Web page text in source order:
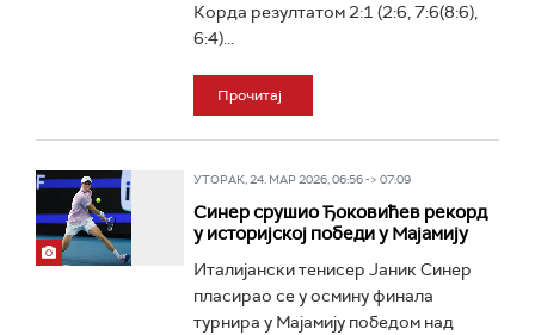
Корда резултатом 2:1 (2:6, 7:6(8:6),
6:4)...
Прочитај
УТОРАК, 24. МАР 2026, 06:56 -> 07:09
Синер срушио Ђоковићев рекорд
у историјској победи у Мајамију
Италијански тенисер Јаник Синер
пласирао се у осмину финала
турнира у Мајамију победом над